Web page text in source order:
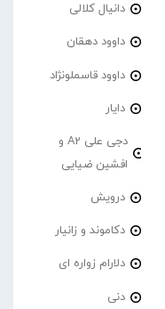
دانیال کلالی
داوود دهقان
داوود قاسملونژاد
دایار
دجی علی A2 و
افشین ضیایی
درویش
دکاموند و زانیار
دلارام زواره ای
دنی